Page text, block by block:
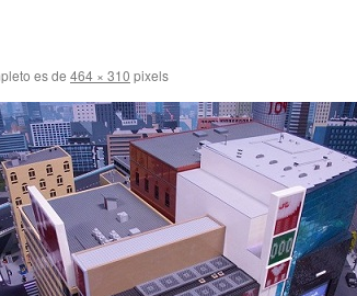
es de 464 × 310 pixels